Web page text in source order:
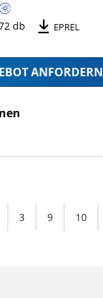
db EPREL
ANFORDERN
3 9 10